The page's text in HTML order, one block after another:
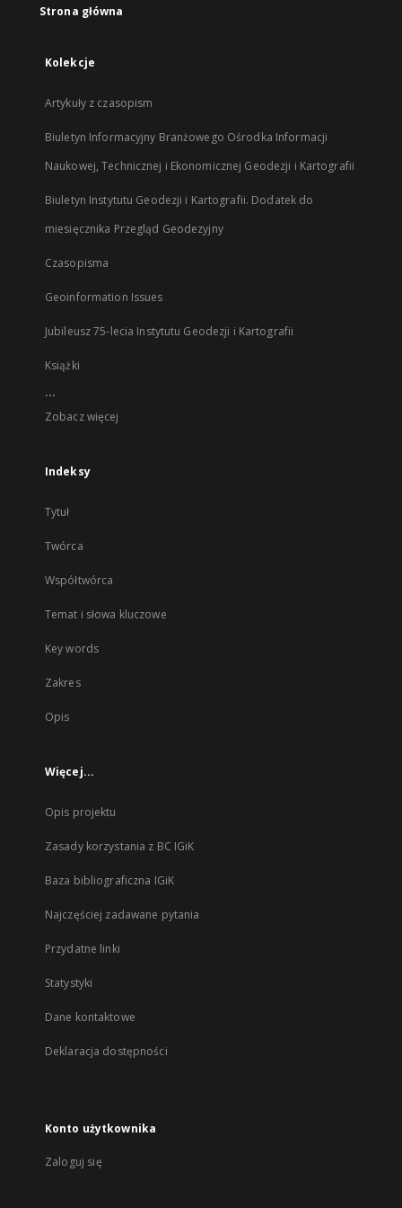
Strona główna
Kolekcje
Artykuły z czasopism
Biuletyn Informacyjny Branżowego Ośrodka Informacji
Naukowej, Technicznej i Ekonomicznej Geodezji i Kartografii
Biuletyn Instytutu Geodezji i Kartografii. Dodatek do
miesięcznika Przegląd Geodezyjny
Czasopisma
Geoinformation Issues
Jubileusz 75-lecia Instytutu Geodezji i Kartografii
Książki
...
Zobacz więcej
Indeksy
Tytuł
Twórca
Współtwórca
Temat i słowa kluczowe
Key words
Zakres
Opis
Więcej...
Opis projektu
Zasady korzystania z BC IGiK
Baza bibliograficzna IGiK
Najczęściej zadawane pytania
Przydatne linki
Statystyki
Dane kontaktowe
Deklaracja dostępności
Konto użytkownika
Zaloguj się